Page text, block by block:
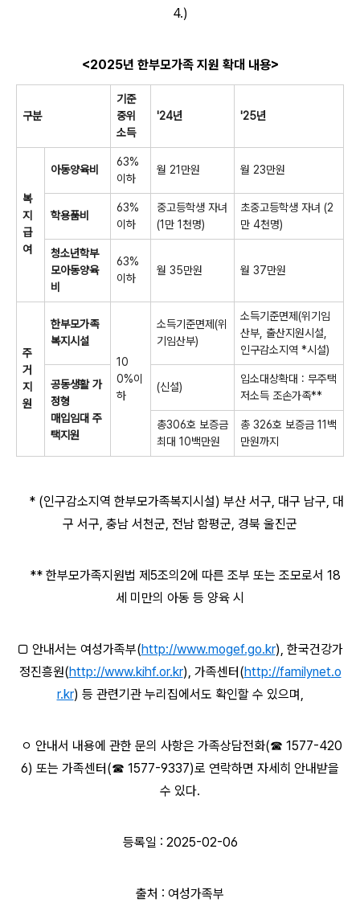
4.)
<2025년 한부모가족 지원 확대 내용>
구분
기준
중위
소득
'24년 '25년
복
지
급
여
아동양육비
63%
이하
월 21만원 월 23만원
학용품비
63%
이하
중고등학생 자녀
(1만 1천명)
초중고등학생 자녀 (2
만 4천명)
청소년학부
모아동양육
비
63%
이하
월 35만원 월 37만원
주
거
지
원
한부모가족
복지시설
10
0%이
하
소득기준면제(위
기임산부)
소득기준면제(위기임
산부, 출산지원시설,
인구감소지역 *시설)
공동생활 가
정형
매입임대 주
택지원
(신설)
입소대상확대 : 무주택
저소득 조손가족**
총306호 보증금
최대 10백만원
총 326호 보증금 11백
만원까지
* (인구감소지역 한부모가족복지시설) 부산 서구, 대구 남구, 대
구 서구, 충남 서천군, 전남 함평군, 경북 울진군
** 한부모가족지원법 제5조의2에 따른 조부 또는 조모로서 18
세 미만의 아동 등 양육 시
□ 안내서는 여성가족부(http://www.mogef.go.kr), 한국건강가
정진흥원(http://www.kihf.or.kr), 가족센터(http://familynet.o
r.kr) 등 관련기관 누리집에서도 확인할 수 있으며,
ㅇ 안내서 내용에 관한 문의 사항은 가족상담전화(☎ 1577-420
6) 또는 가족센터(☎ 1577-9337)로 연락하면 자세히 안내받을
수 있다.
등록일 : 2025-02-06
출처 : 여성가족부